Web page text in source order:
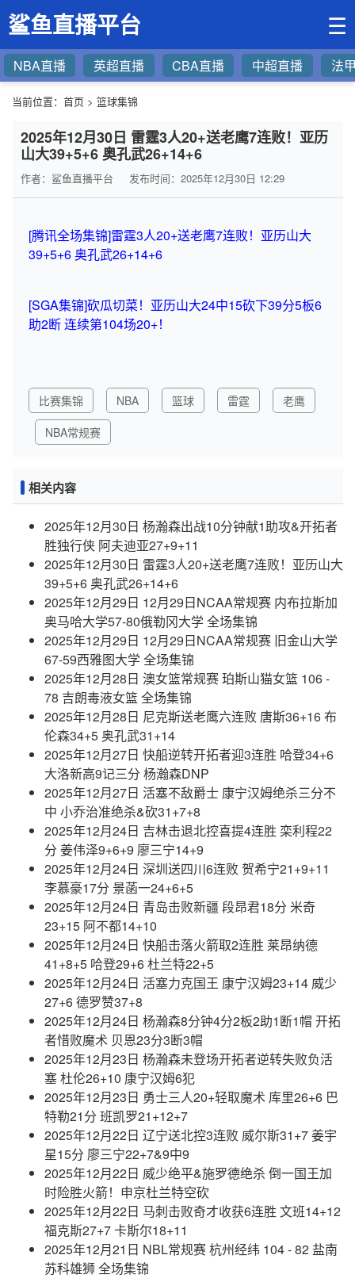
鲨鱼直播平台 ☰
NBA直播 英超直播 CBA直播 中超直播 法
当前位置： 首页 > 篮球集锦
2025年12月30日 雷霆3人20+送老鹰7连败！亚历
山大39+5+6 奥孔武26+14+6
作者：鲨鱼直播平台 发布时间：2025年12月30日 12:29
[腾讯全场集锦]雷霆3人20+送老鹰7连败！亚历山大
39+5+6 奥孔武26+14+6
[SGA集锦]砍瓜切菜！亚历山大24中15砍下39分5板6
助2断 连续第104场20+！
比赛集锦 NBA 篮球 雷霆
老鹰
NBA常规赛
相关内容
2025年12月30日 杨瀚森出战10分钟献1助攻&开拓者
胜独行侠 阿夫迪亚27+9+11
2025年12月30日 雷霆3人20+送老鹰7连败！亚历山大
39+5+6 奥孔武26+14+6
2025年12月29日 12月29日NCAA常规赛 内布拉斯加
奥马哈大学57-80俄勒冈大学 全场集锦
2025年12月29日 12月29日NCAA常规赛 旧金山大学
67-59西雅图大学 全场集锦
2025年12月28日 澳女篮常规赛 珀斯山猫女篮 106 -
78 吉朗毒液女篮 全场集锦
2025年12月28日 尼克斯送老鹰六连败 唐斯36+16 布
伦森34+5 奥孔武31+14
2025年12月27日 快船逆转开拓者迎3连胜 哈登34+6
大洛新高9记三分 杨瀚森DNP
2025年12月27日 活塞不敌爵士 康宁汉姆绝杀三分不
中 小乔治准绝杀&砍31+7+8
2025年12月24日 吉林击退北控喜提4连胜 栾利程22
分 姜伟泽9+6+9 廖三宁14+9
2025年12月24日 深圳送四川6连败 贺希宁21+9+11
李慕豪17分 景菡一24+6+5
2025年12月24日 青岛击败新疆 段昂君18分 米奇
23+15 阿不都14+10
2025年12月24日 快船击落火箭取2连胜 莱昂纳德
41+8+5 哈登29+6 杜兰特22+5
2025年12月24日 活塞力克国王 康宁汉姆23+14 威少
27+6 德罗赞37+8
2025年12月24日 杨瀚森8分钟4分2板2助1断1帽 开拓
者惜败魔术 贝恩23分3断3帽
2025年12月23日 杨瀚森未登场开拓者逆转失败负活
塞 杜伦26+10 康宁汉姆6犯
2025年12月23日 勇士三人20+轻取魔术 库里26+6 巴
特勒21分 班凯罗21+12+7
2025年12月22日 辽宁送北控3连败 威尔斯31+7 姜宇
星15分 廖三宁22+7&9中9
2025年12月22日 威少绝平&施罗德绝杀 倒一国王加
时险胜火箭！申京杜兰特空砍
2025年12月22日 马刺击败奇才收获6连胜 文班14+12
福克斯27+7 卡斯尔18+11
2025年12月21日 NBL常规赛 杭州经纬 104 - 82 盐南
苏科雄狮 全场集锦